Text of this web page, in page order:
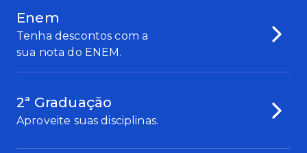
Enem
Tenha descontos com a
sua nota do ENEM.
2ª Graduação
Aproveite suas disciplinas.